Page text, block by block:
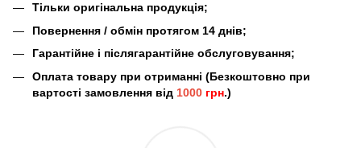
Тільки оригінальна продукція;
Повернення / обмін протягом 14 днів;
Гарантійне і післягарантійне обслуговування;
Оплата товару при отриманні (Безкоштовно при
вартості замовлення від 1000 грн.)